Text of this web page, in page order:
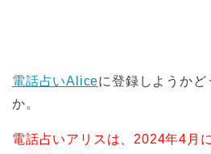
電話占いAliceに登録しようかど
か。
電話占いアリスは、2024年4月